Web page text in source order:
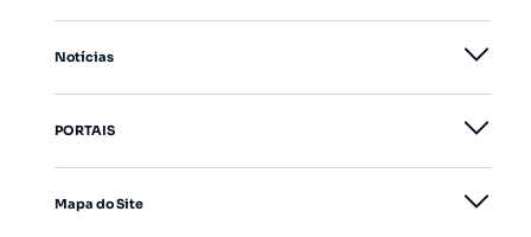
Notícias
PORTAIS
Mapa do Site